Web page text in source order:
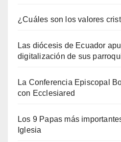
¿Cuáles son los valores
Las diócesis de Ecuador
digitalización de sus
La Conferencia Episcopal
con Ecclesiared
Los 9 Papas más
Iglesia